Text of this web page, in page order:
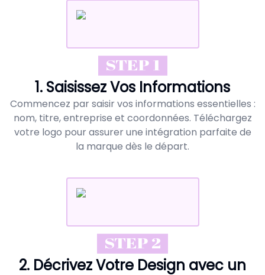
STEP 1
1. Saisissez Vos Informations
Commencez par saisir vos informations essentielles :
nom, titre, entreprise et coordonnées. Téléchargez
votre logo pour assurer une intégration parfaite de
la marque dès le départ.
STEP 2
2. Décrivez Votre Design avec un